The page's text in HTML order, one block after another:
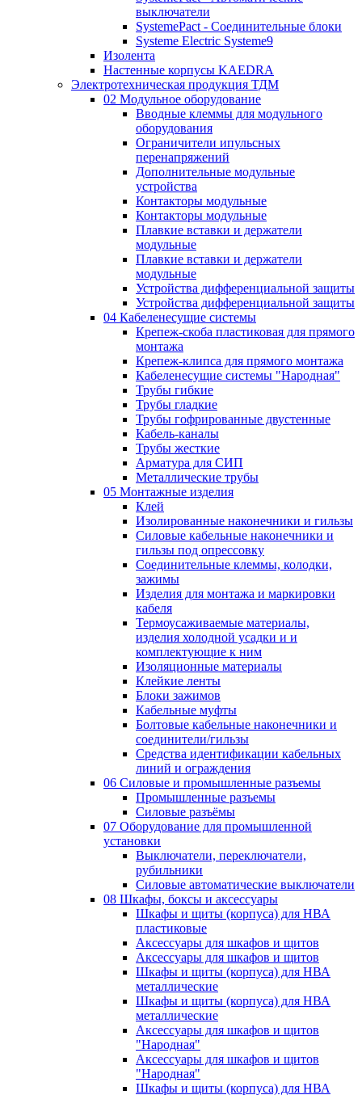
выключатели
SystemePact - Соединительные блоки
Systeme Electric Systeme9
Изолента
Настенные корпусы KAEDRA
Электротехническая продукция ТДМ
02 Модульное оборудование
Вводные клеммы для модульного
оборудования
Ограничители ипульсных
перенапряжений
Дополнительные модульные
устройства
Контакторы модульные
Контакторы модульные
Плавкие вставки и держатели
модульные
Плавкие вставки и держатели
модульные
Устройства дифференциальной защиты
Устройства дифференциальной защиты
04 Кабеленесущие системы
Крепеж-скоба пластиковая для прямого
монтажа
Крепеж-клипса для прямого монтажа
Кабеленесущие системы "Народная"
Трубы гибкие
Трубы гладкие
Трубы гофрированные двустенные
Кабель-каналы
Трубы жесткие
Арматура для СИП
Металлические трубы
05 Монтажные изделия
Клей
Изолированные наконечники и гильзы
Силовые кабельные наконечники и
гильзы под опрессовку
Соединительные клеммы, колодки,
зажимы
Изделия для монтажа и маркировки
кабеля
Термоусаживаемые материалы,
изделия холодной усадки и и
комплектующие к ним
Изоляционные материалы
Клейкие ленты
Блоки зажимов
Кабельные муфты
Болтовые кабельные наконечники и
соединители/гильзы
Средства идентификации кабельных
линий и ограждения
06 Силовые и промышленные разъемы
Промышленные разъемы
Силовые разъёмы
07 Оборудование для промышленной
установки
Выключатели, переключатели,
рубильники
Силовые автоматические выключатели
08 Шкафы, боксы и аксессуары
Шкафы и щиты (корпуса) для НВА
пластиковые
Аксессуары для шкафов и щитов
Аксессуары для шкафов и щитов
Шкафы и щиты (корпуса) для НВА
металлические
Шкафы и щиты (корпуса) для НВА
металлические
Аксессуары для шкафов и щитов
"Народная"
Аксессуары для шкафов и щитов
"Народная"
Шкафы и щиты (корпуса) для НВА